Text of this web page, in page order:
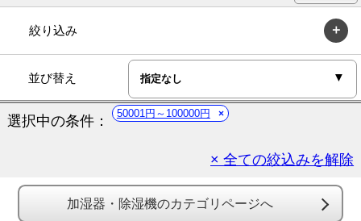
絞り込み
並び替え
選択中の条件： 50001円～100000円
× 全ての絞込みを解除
加湿器・除湿機のカテゴリページへ